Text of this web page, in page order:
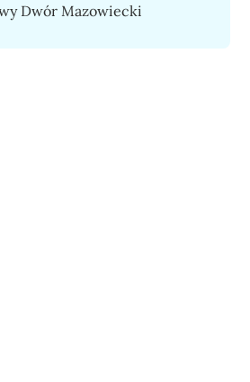
Dwór Mazowiecki